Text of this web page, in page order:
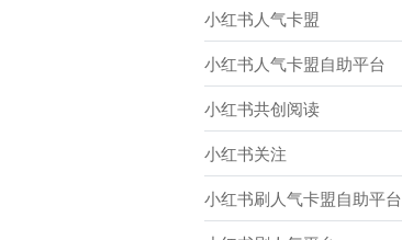
小红书人气卡盟
小红书人气卡盟自助平台
小红书共创阅读
小红书关注
小红书刷人气卡盟自助平台